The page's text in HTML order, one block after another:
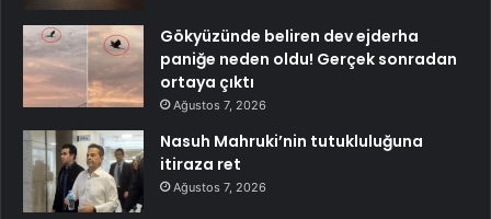
Gökyüzünde beliren dev ejderha
paniğe neden oldu! Gerçek sonradan
ortaya çıktı
Ağustos 7, 2026
Nasuh Mahruki’nin tutukluluğuna
itiraza ret
Ağustos 7, 2026